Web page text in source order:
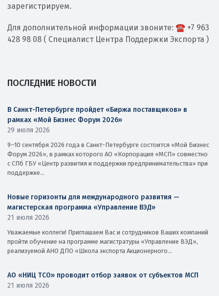
зарегистрируем.
Для дополнительной информации звоните: ☎️ +7 963
428 98 08 ( Специалист Центра Поддержки Экспорта )
ПОСЛЕДНИЕ НОВОСТИ
В Санкт-Петербурге пройдет «Биржа поставщиков» в
рамках «Мой Бизнес Форум 2026»
29 июля 2026
9–10 сентября 2026 года в Санкт-Петербурге состоится «Мой Бизнес
Форум 2026», в рамках которого АО «Корпорация «МСП» совместно
с СПб ГБУ «Центр развития и поддержки предпринимательства» при
поддержке...
Новые горизонты для международного развития —
магистерская программа «Управление ВЭД»
21 июля 2026
Уважаемые коллеги! Приглашаем Вас и сотрудников Ваших компаний
пройти обучение на программе магистратуры «Управление ВЭД»,
реализуемой АНО ДПО «Школа экспорта Акционерного...
АО «НИЦ ТСО» проводит отбор заявок от субъектов МСП
21 июля 2026